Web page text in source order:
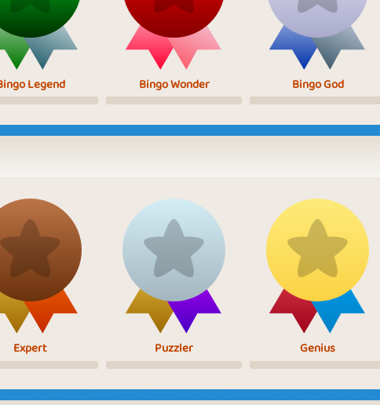
Legend Bingo Wonder Bingo God
Expert Puzzler Genius